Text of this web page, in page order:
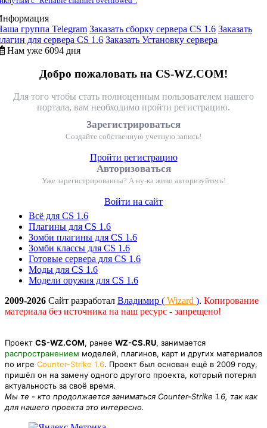
группа Telegram Заказать сборку сервера CS 1.6 Заказать
для сервера CS 1.6 Заказать Установку сервера
Нам уже 6094 дня
Добро пожаловать на CS-WZ.COM!
Для того чтобы стать полноценным пользователем нашего
портала, вам необходимо пройти регистрацию.
Зарегистрироваться
Создайте собственную учетную запись!
Пройти регистрацию
Авторизоваться
Уже зарегистрированны? А ну-ка живо авторизуйтесь!
Войти на сайт
Всё для CS 1.6
Плагины для CS 1.6
Зомби плагины для CS 1.6
Зомби классы для CS 1.6
Готовые сервера для CS 1.6
Моды для CS 1.6
Модели оружия для CS 1.6
2009-2026 Сайт разработал Владимир ( Wizard ). Копирование
материала без источника на наш ресурс - запрещено!
Проект CS-WZ.COM, ранее WZ-CS.RU, занимается
распространением моделей, плагинов, карт и других материалов
по игре Counter-Strike 1.6. Проект был основан ещё в 2009 году,
пришёл он на замену одного другого проекта, который потерял
актуальность за своё время.
Мы те - кто продолжается заниматься Counter-Strike 1.6, так как
для нашего проекта это интересно.